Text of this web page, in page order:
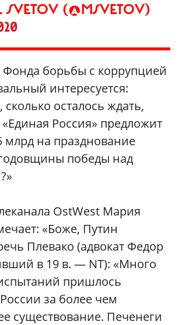
(@MSVETOV)
Фонда борьбы с коррупцией
интересуется:
осталось ждать,
Россия» предложит
млрд на празднование
победы над
OstWest Мария
«Боже, Путин
Плевако (адвокат Федор
в 19 в. — NT): «Много
пришлось
за более чем
существование. Печенеги